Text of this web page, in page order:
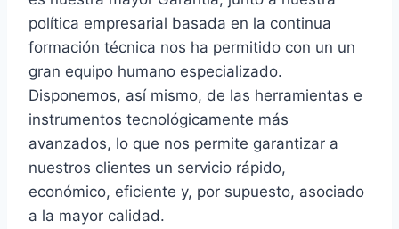
política empresarial basada en la continua
formación técnica nos ha permitido con un un
gran equipo humano especializado.
Disponemos, así mismo, de las herramientas e
instrumentos tecnológicamente más
avanzados, lo que nos permite garantizar a
nuestros clientes un servicio rápido,
económico, eficiente y, por supuesto, asociado
a la mayor calidad.